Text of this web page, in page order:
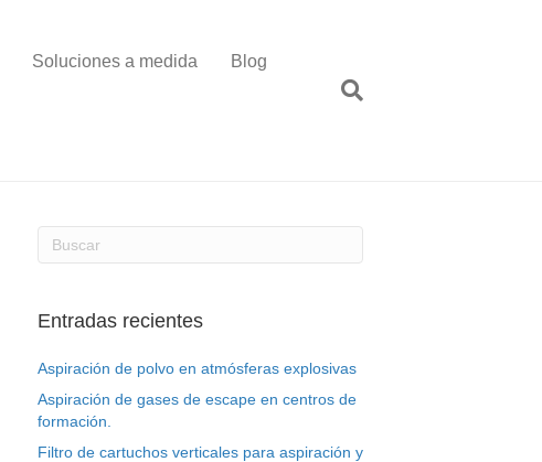
Soluciones a medida Blog
Entradas recientes
Aspiración de polvo en atmósferas explosivas
Aspiración de gases de escape en centros de
formación.
Filtro de cartuchos verticales para aspiración y